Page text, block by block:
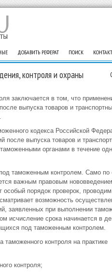
ДОБАВИТЬ РЕФЕРАТ ПОИСК
контроля и охраны
заключается в том, что
выпуска товаров и
кодекса Российской
после выпуска товаров и
органами в течение
таможенным контролем. Само по
важным правовым
особый порядок проверок,
возможность
заявленных при выполнении
исчисление срока начинается в
под таможенным контролем.
таможенного контроля на практике
контроля;